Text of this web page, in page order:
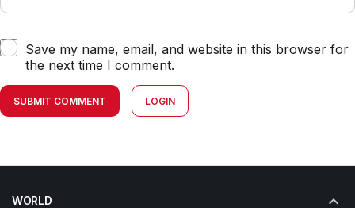
Save my name, email, and website in this browser for
the next time I comment.
SUBMIT COMMENT LOGIN
WORLD